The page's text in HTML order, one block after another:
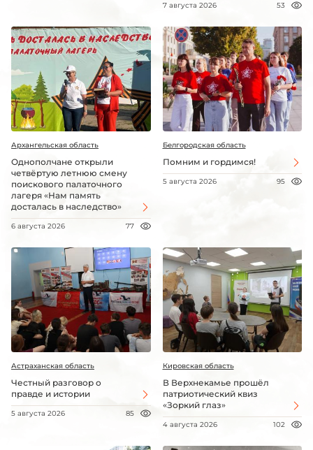
7 августа 2026 53
Архангельская область
Однополчане открыли
четвёртую летнюю смену
поискового палаточного
лагеря «Нам память
досталась в наследство»
6 августа 2026 77
Белгородская область
Помним и гордимся!
5 августа 2026 95
Астраханская область
Честный разговор о
правде и истории
5 августа 2026 85
Кировская область
В Верхнекамье прошёл
патриотический квиз
«Зоркий глаз»
4 августа 2026 102